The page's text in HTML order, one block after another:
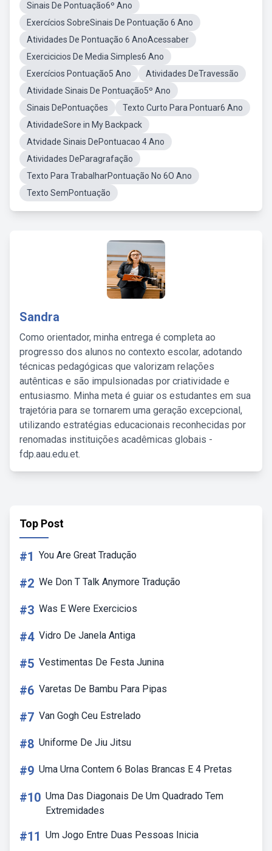
Sinais De Pontuação6º Ano
Exercícios SobreSinais De Pontuação 6 Ano
Atividades De Pontuação 6 AnoAcessaber
Exercicicios De Media Simples6 Ano
Exercícios Pontuação5 Ano
Atividades DeTravessão
Atividade Sinais De Pontuação5º Ano
Sinais DePontuações
Texto Curto Para Pontuar6 Ano
AtividadeSore in My Backpack
Atvidade Sinais DePontuacao 4 Ano
Atividades DeParagrafação
Texto Para TrabalharPontuação No 6O Ano
Texto SemPontuação
Sandra
Como orientador, minha entrega é completa ao
progresso dos alunos no contexto escolar, adotando
técnicas pedagógicas que valorizam relações
autênticas e são impulsionadas por criatividade e
entusiasmo. Minha meta é guiar os estudantes em sua
trajetória para se tornarem uma geração excepcional,
utilizando estratégias educacionais reconhecidas por
renomadas instituições acadêmicas globais -
fdp.aau.edu.et.
Top Post
#1 You Are Great Tradução
#2 We Don T Talk Anymore Tradução
#3 Was E Were Exercicios
#4 Vidro De Janela Antiga
#5 Vestimentas De Festa Junina
#6 Varetas De Bambu Para Pipas
#7 Van Gogh Ceu Estrelado
#8 Uniforme De Jiu Jitsu
#9 Uma Urna Contem 6 Bolas Brancas E 4 Pretas
#10 Uma Das Diagonais De Um Quadrado Tem
Extremidades
#11 Um Jogo Entre Duas Pessoas Inicia